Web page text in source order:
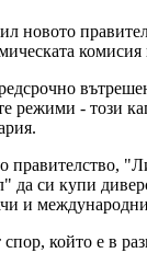
новото
комисия
режими - този
правителство,
си купи
и
който е в